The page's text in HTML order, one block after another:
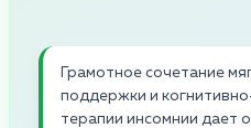
Грамотное сочетание
поддержки и
терапии инсомнии дает